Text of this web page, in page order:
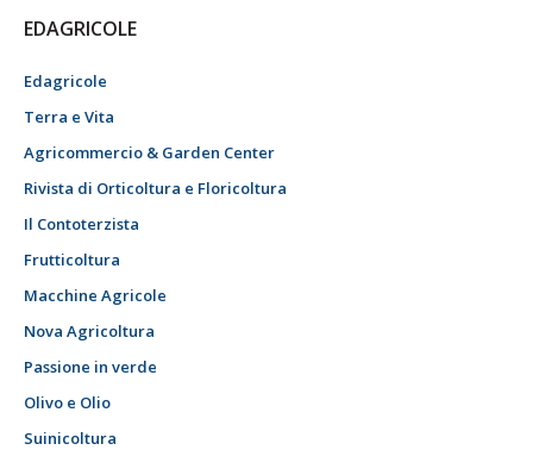
EDAGRICOLE
Edagricole
Terra e Vita
Agricommercio & Garden Center
Rivista di Orticoltura e Floricoltura
Il Contoterzista
Frutticoltura
Macchine Agricole
Nova Agricoltura
Passione in verde
Olivo e Olio
Suinicoltura